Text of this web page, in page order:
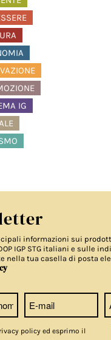
IG
informazioni sui
IGP STG italiani e sulle
nella tua casella di posta
policy ed esprimo il